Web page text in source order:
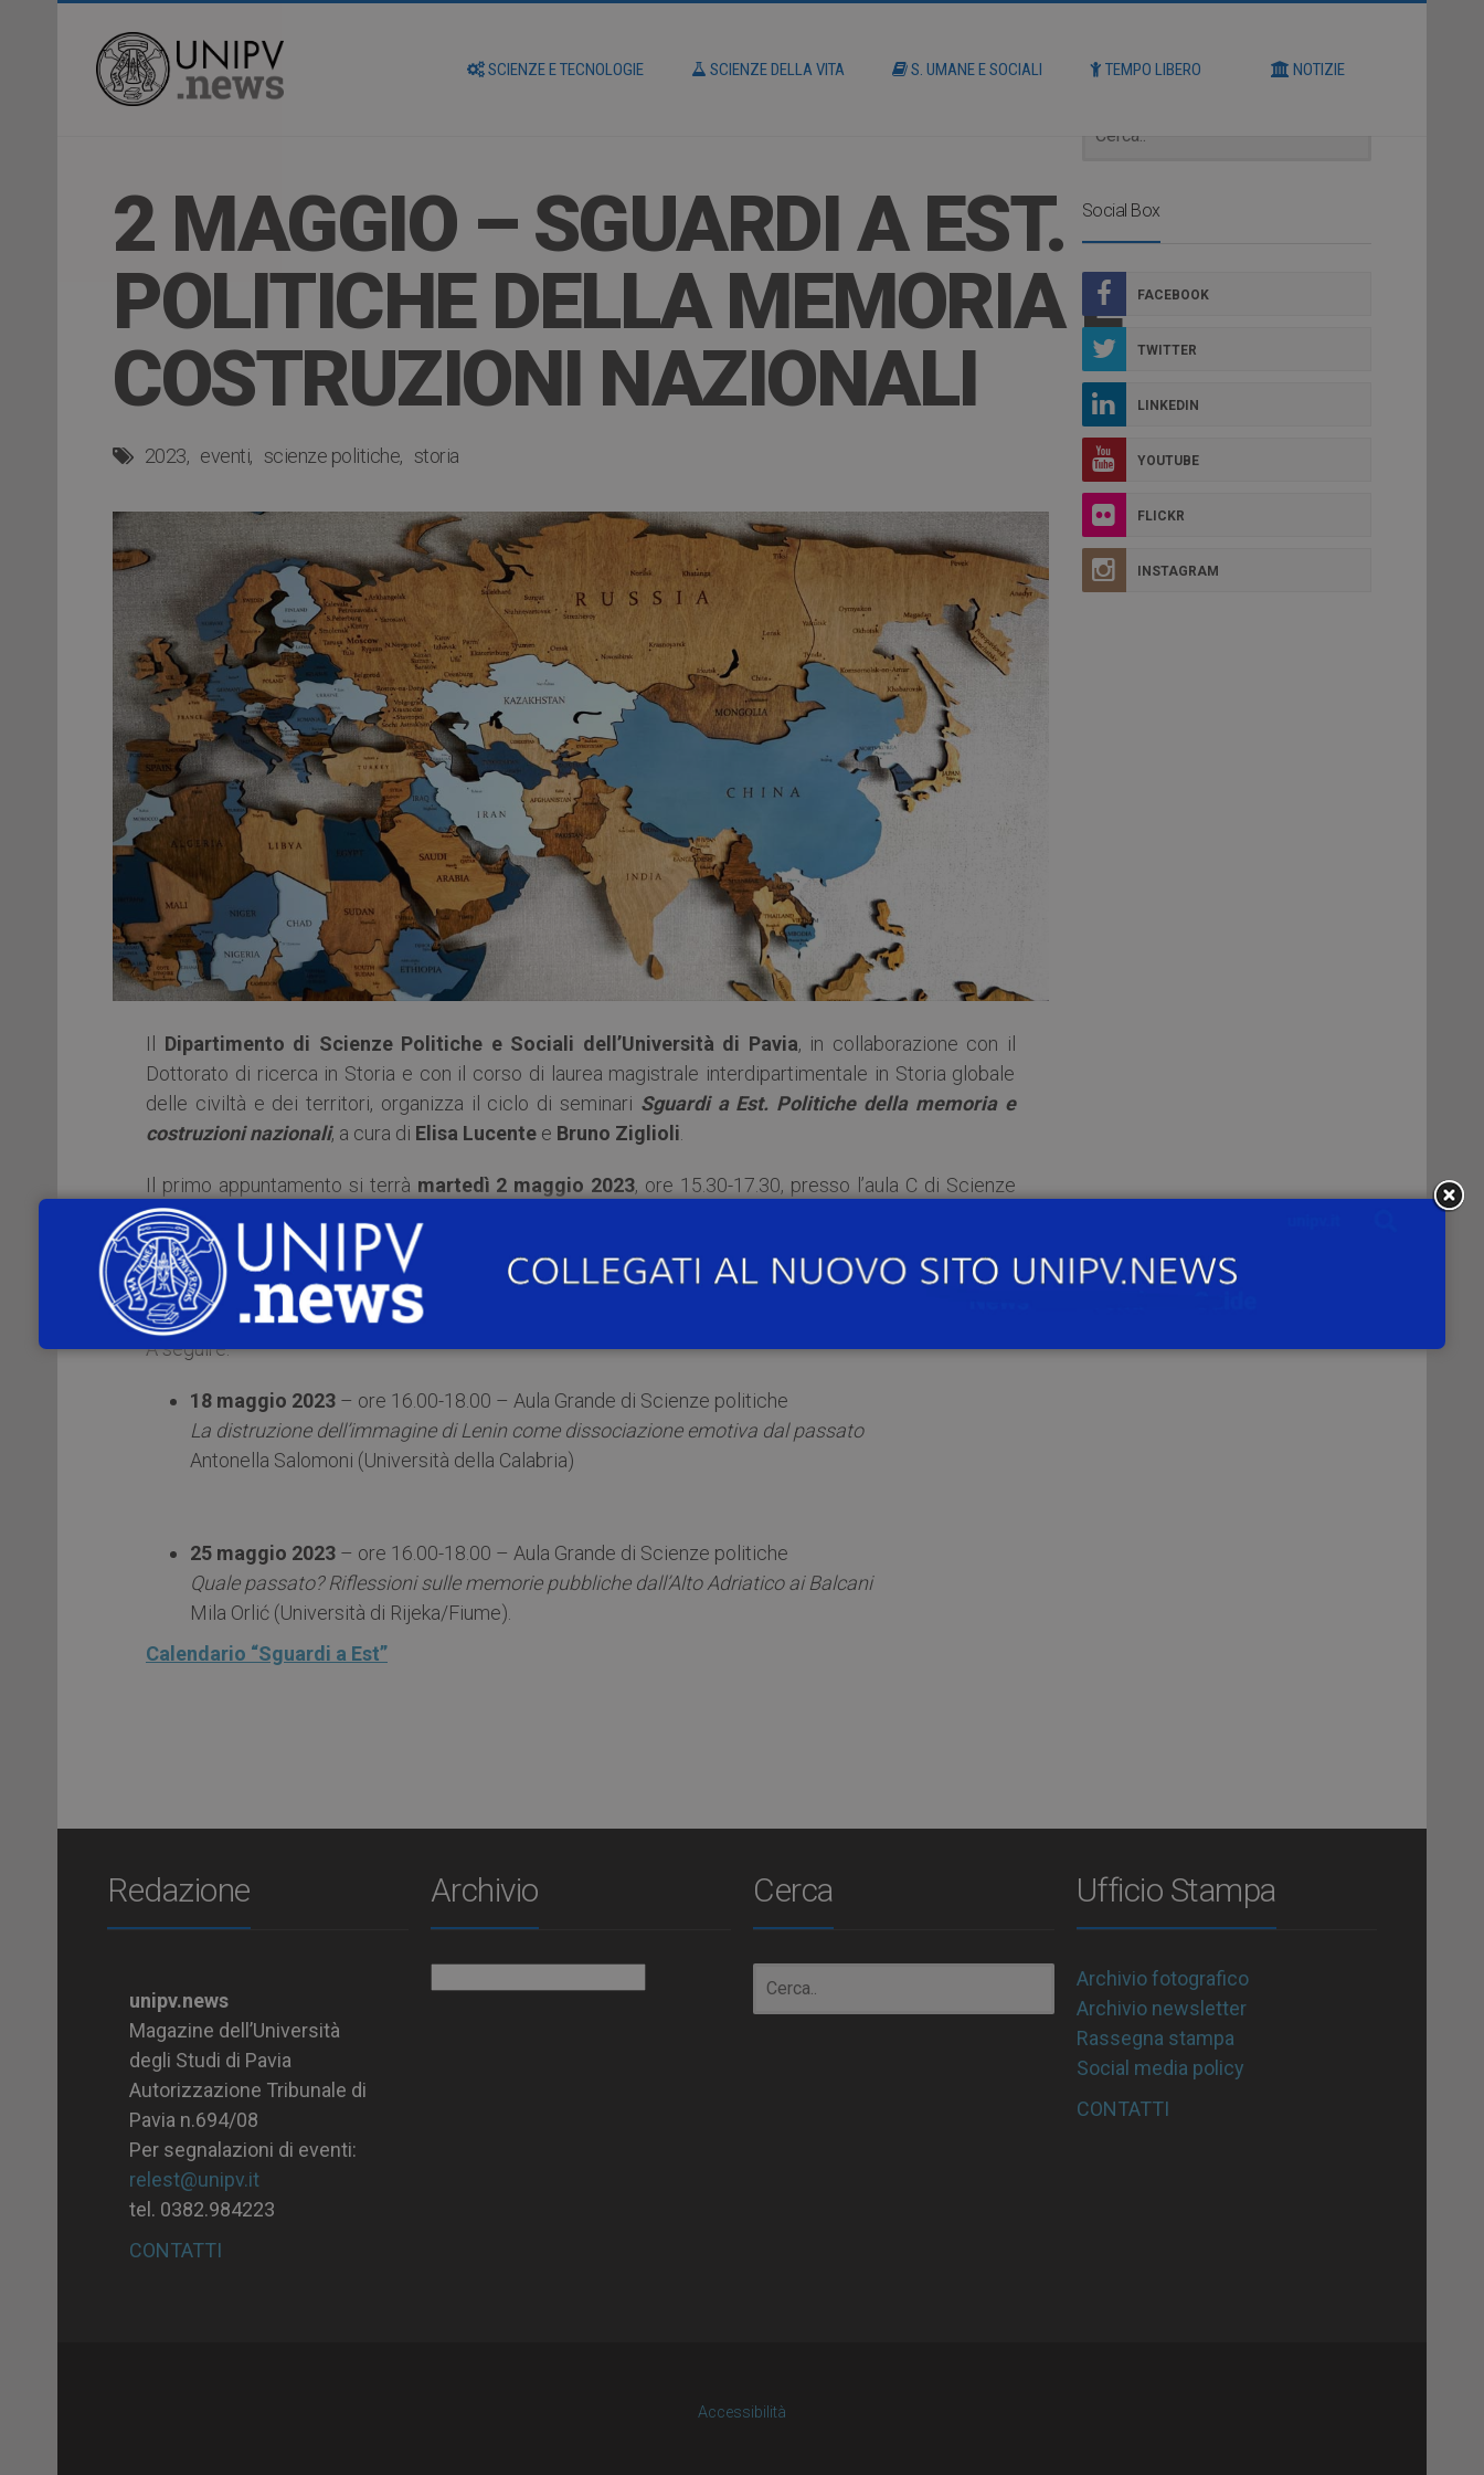
SCIENZE E TECNOLOGIE SCIENZE DELLA VITA S. UMANE E SOCIALI TEMPO LIBERO NOTIZIE
2 MAGGIO – SGUARDI A EST.
POLITICHE DELLA MEMORIA E
COSTRUZIONI NAZIONALI
2023 eventi scienze politiche storia
Il Dipartimento di Scienze Politiche e Sociali dell’Università di Pavia, in collaborazione con il
Dottorato di ricerca in Storia e con il corso di laurea magistrale interdipartimentale in Storia globale
delle civiltà e dei territori, organizza il ciclo di seminari Sguardi a Est. Politiche della memoria e
costruzioni nazionali, a cura di Elisa Lucente e Bruno Ziglioli
Il primo appuntamento si terrà martedì 2 maggio 2023, ore 15.30-17.30, presso l’aula C di Scienze
Politiche.
Si parlerà di“Confini e migrazioni nell’Asia Centrale contemporanea: colonialismo, comunismo
e costruzioni nazionali”conNiccolò Pianciola
A seguire:
18 maggio 2023 – ore 16.00-18.00 – Aula Grande di Scienze politiche
La distruzione dell’immagine di Lenin come dissociazione emotiva dal passato
Antonella Salomoni (Università della Calabria)
25 maggio 2023 – ore 16.00-18.00 – Aula Grande di Scienze politiche
Quale passato? Riflessioni sulle memorie pubbliche dall’Alto Adriatico ai Balcani
Mila Orlić (Università di Rijeka/Fiume).
Calendario “Sguardi a Est”
Social Box
FACEBOOK
TWITTER
LINKEDIN
YOUTUBE
FLICKR
INSTAGRAM
Redazione
unipv.news
Magazine dell’Università
degli Studi di Pavia
Autorizzazione Tribunale di
Pavia n.694/08
Per segnalazioni di eventi:
relest@unipv.it
tel. 0382.984223
CONTATTI
Archivio Cerca Ufficio Stampa
Archivio fotografico
Archivio newsletter
Rassegna stampa
Social media policy
CONTATTI
Accessibilità